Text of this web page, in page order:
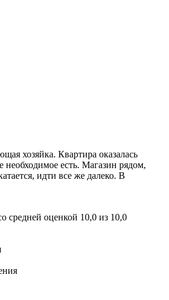
хозяйка. Квартира оказалась
необходимое есть. Магазин рядом,
идти все же далеко. В
средней оценкой 10,0 из 10,0